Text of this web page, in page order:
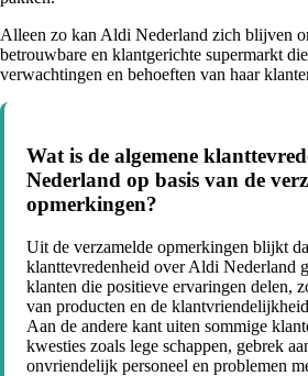
Alleen zo kan Aldi Nederland zich blijven
betrouwbare en klantgerichte supermarkt
verwachtingen en behoeften van haar
Wat is de algemene
Nederland op basis van de
opmerkingen?
Uit de verzamelde opmerkingen blijkt
klanttevredenheid over Aldi Nederland
klanten die positieve ervaringen delen,
van producten en de
Aan de andere kant uiten sommige
kwesties zoals lege schappen, gebrek
onvriendelijk personeel en problemen